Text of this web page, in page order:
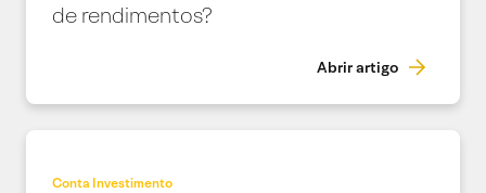
de rendimentos?
Abrir artigo
Conta Investimento